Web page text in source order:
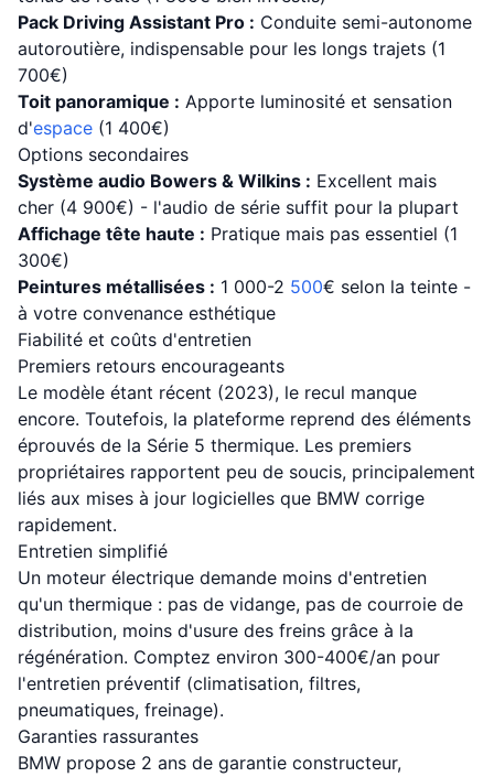
Pack Driving Assistant Pro : Conduite semi-autonome
autoroutière, indispensable pour les longs trajets (1
700€)
Toit panoramique : Apporte luminosité et sensation
d'espace (1 400€)
Options secondaires
Système audio Bowers & Wilkins : Excellent mais
cher (4 900€) - l'audio de série suffit pour la plupart
Affichage tête haute : Pratique mais pas essentiel (1
300€)
Peintures métallisées : 1 000-2 500€ selon la teinte -
à votre convenance esthétique
Fiabilité et coûts d'entretien
Premiers retours encourageants
Le modèle étant récent (2023), le recul manque
encore. Toutefois, la plateforme reprend des éléments
éprouvés de la Série 5 thermique. Les premiers
propriétaires rapportent peu de soucis, principalement
liés aux mises à jour logicielles que BMW corrige
rapidement.
Entretien simplifié
Un moteur électrique demande moins d'entretien
qu'un thermique : pas de vidange, pas de courroie de
distribution, moins d'usure des freins grâce à la
régénération. Comptez environ 300-400€/an pour
l'entretien préventif (climatisation, filtres,
pneumatiques, freinage).
Garanties rassurantes
BMW propose 2 ans de garantie constructeur,